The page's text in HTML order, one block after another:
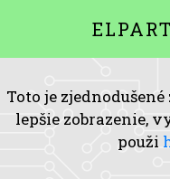
Toto je
lepšie zobrazenie,
použi